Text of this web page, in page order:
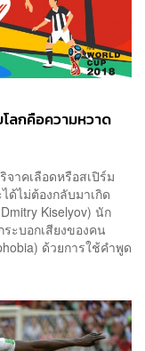
โลกคือความหวาด
จาคเลือดหรือสเปิร์ม
ด้ไม่ต้องกลับมาเกิด
Kiselyov) นัก
ะบอกเสียงของคน
ด้วยการใช้คำพูด